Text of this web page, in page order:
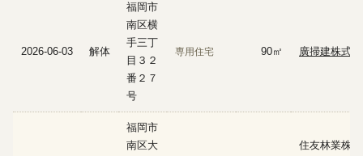
2026-06-03 解体
福岡市
南区横
手三丁
目３２
番２７
号
専用住宅 90㎡ 廣掃建株式
福岡市
南区大
住友林業株